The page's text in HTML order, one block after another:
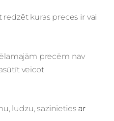
kuras preces ir vai
precēm nav
veicot
lūdzu, sazinieties ar